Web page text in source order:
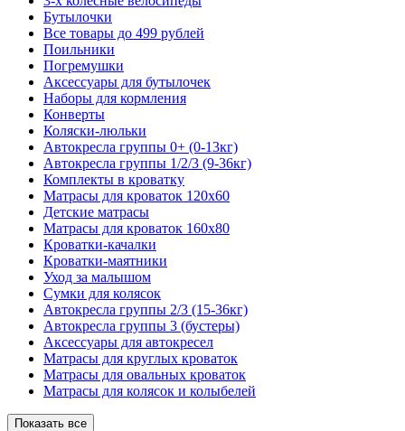
Бутылочки
Все товары до 499 рублей
Поильники
Погремушки
Аксессуары для бутылочек
Наборы для кормления
Конверты
Коляски-люльки
Автокресла группы 0+ (0-13кг)
Автокресла группы 1/2/3 (9-36кг)
Комплекты в кроватку
Матрасы для кроваток 120х60
Детские матрасы
Матрасы для кроваток 160х80
Кроватки-качалки
Кроватки-маятники
Уход за малышом
Сумки для колясок
Автокресла группы 2/3 (15-36кг)
Автокресла группы 3 (бустеры)
Аксессуары для автокресел
Матрасы для круглых кроваток
Матрасы для овальных кроваток
Матрасы для колясок и колыбелей
Показать все